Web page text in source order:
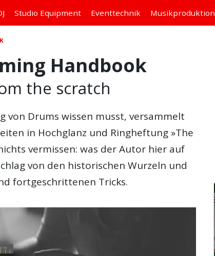
Studio Equipment Eventtechnik Musikproduktion
Handbook
the scratch
von Drums wissen musst, versammelt
in Hochglanz und Ringheftung »The
vermissen: was der Autor hier auf
von den historischen Wurzeln und
fortgeschrittenen Tricks.